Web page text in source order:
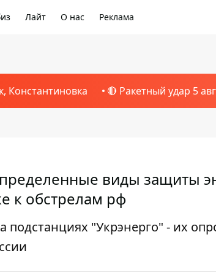
Лайт О нас Реклама
Константиновка 🔴 Ракетный удар 5
виды защиты
к обстрелам рф
"Укрэнерго" - их